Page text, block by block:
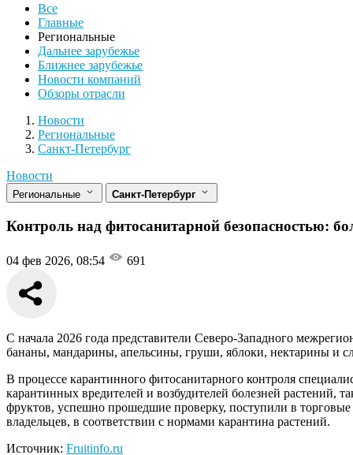
Все
Главные
Региональные
Дальнее зарубежье
Ближнее зарубежье
Новости компаний
Обзоры отрасли
Новости
Разделы
Новости
Региональные
Санкт-Петербург
Новости
Региональные Санкт-Петербург
Контроль над фитосанитарной безопасностью:
04 фев 2026, 08:54 691
С начала 2026 года представители Северо-Западного
бананы, мандарины, апельсины, груши, яблоки, нектарины и
В процессе карантинного фитосанитарного контроля
карантинных вредителей и возбудителей болезней растений,
фруктов, успешно прошедшие проверку, поступили в
владельцев, в соответствии с нормами карантина растений.
Источник: Fruitinfo.ru